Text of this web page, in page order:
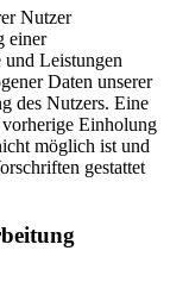
Nutzer
einer
Leistungen
Daten unserer
des Nutzers. Eine
Einholung
möglich ist und
gestattet